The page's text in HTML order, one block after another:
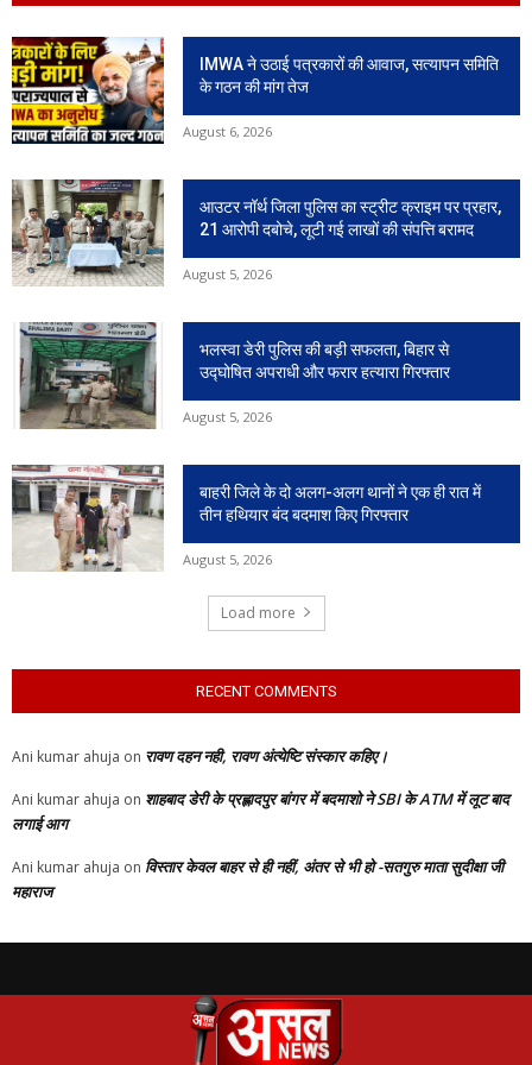
IMWA ने उठाई पत्रकारों की आवाज, सत्यापन समिति
के गठन की मांग तेज
August 6, 2026
आउटर नॉर्थ जिला पुलिस का स्ट्रीट क्राइम पर प्रहार,
21 आरोपी दबोचे, लूटी गई लाखों की संपत्ति बरामद
August 5, 2026
भलस्वा डेरी पुलिस की बड़ी सफलता, बिहार से
उद्घोषित अपराधी और फरार हत्यारा गिरफ्तार
August 5, 2026
बाहरी जिले के दो अलग-अलग थानों ने एक ही रात में
तीन हथियार बंद बदमाश किए गिरफ्तार
August 5, 2026
Load more
RECENT COMMENTS
Ani kumar ahuja on रावण दहन नही, रावण अंत्येष्टि संस्कार कहिए।
Ani kumar ahuja on शाहबाद डेरी के प्रह्लादपुर बांगर में बदमाशो ने SBI के ATM में लूट बाद
लगाई आग
Ani kumar ahuja on विस्तार केवल बाहर से ही नहीं, अंतर से भी हो -सतगुरु माता सुदीक्षा जी
महाराज